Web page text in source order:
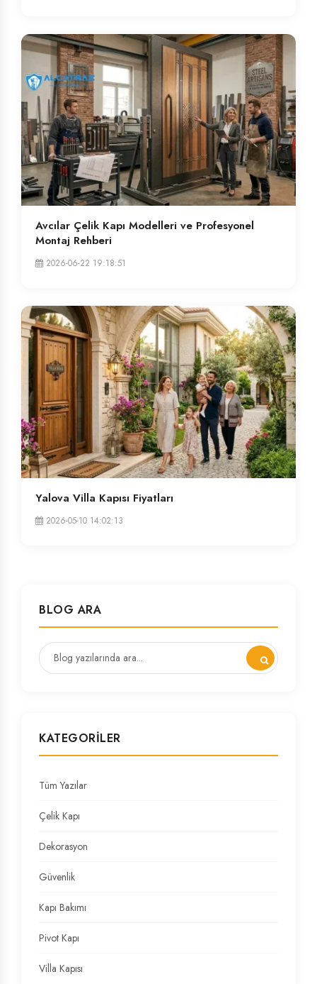
Avcılar Çelik Kapı Modelleri ve Profesyonel
Montaj Rehberi
2026-06-22 19:18:51
Yalova Villa Kapısı Fiyatları
2026-05-10 14:02:13
BLOG ARA
KATEGORILER
Tüm Yazılar
Çelik Kapı
Dekorasyon
Güvenlik
Kapı Bakımı
Pivot Kapı
Villa Kapısı